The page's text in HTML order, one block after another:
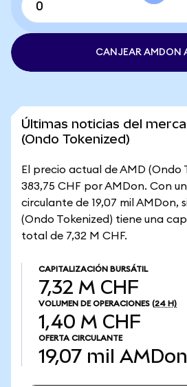
CANJEAR AMDON
Últimas noticias del
(Ondo Tokenized)
El precio actual de AMD (Ondo
383,75 CHF por AMDon. Con
circulante de 19,07 mil AMDon,
(Ondo Tokenized) tiene una
total de 7,32 M CHF.
CAPITALIZACIÓN BURSÁTIL
7,32 M CHF
VOLUMEN DE OPERACIONES (24 H)
1,40 M CHF
OFERTA CIRCULANTE
19,07 mil AMDon